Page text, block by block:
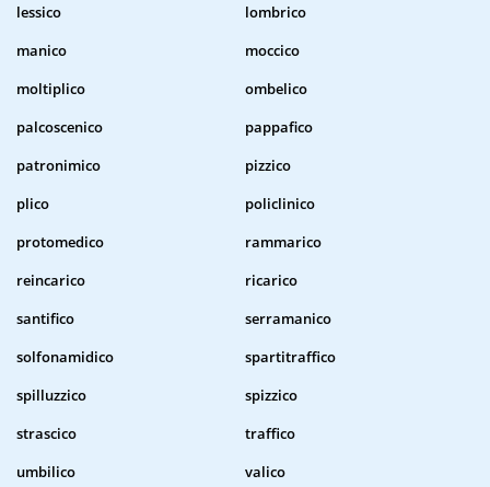
lessico
lombrico
manico
moccico
moltiplico
ombelico
palcoscenico
pappafico
patronimico
pizzico
plico
policlinico
protomedico
rammarico
reincarico
ricarico
santifico
serramanico
solfonamidico
spartitraffico
spilluzzico
spizzico
strascico
traffico
umbilico
valico